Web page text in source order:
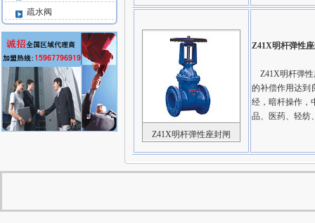
疏水阀
Z41X明杆弹性座封闸
Z41X明杆弹性
Z41X明杆弹性
的补偿作用达到
经，暗杆操作，
品、医药、轻纺